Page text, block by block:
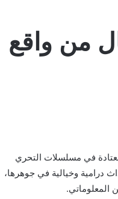
من واقع
في مسلسلات التحري
درامية وخيالية في جوهرها،
المعلوماتي.